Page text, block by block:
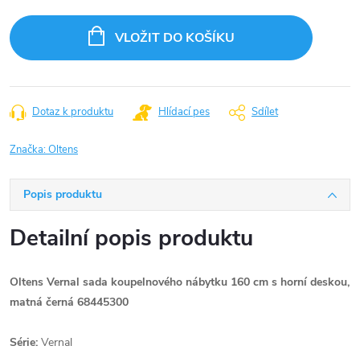
cena:
VLOŽIT DO KOŠÍKU
Dotaz k produktu Hlídací pes Sdílet
Značka:Oltens
Popis produktu
Detailní popis produktu
Oltens Vernal sada koupelnového nábytku 160 cm s horní deskou,
matná černá 68445300
Série: Vernal